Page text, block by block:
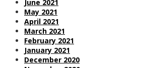
June 2021
May 2021
April 2021
March 2021
February 2021
January 2021
December 2020